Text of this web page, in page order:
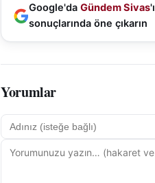
Google'da Gündem Sivas'ı
sonuçlarında öne çıkarın
Yorumlar